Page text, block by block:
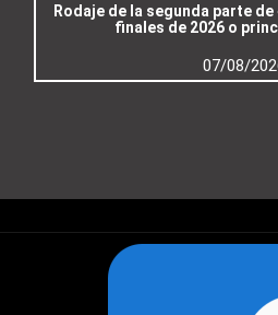
Rodaje de la segunda parte
finales de 2026 o
07/08/